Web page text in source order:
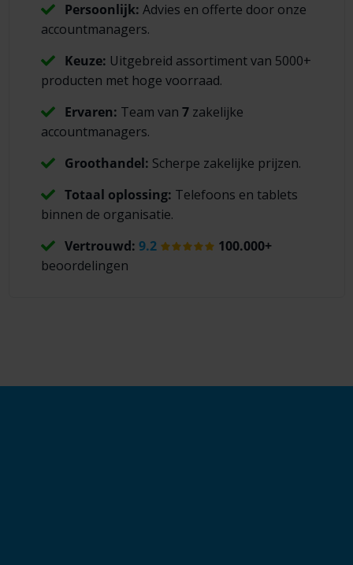
Persoonlijk: Advies en offerte door onze
accountmanagers.
Keuze: Uitgebreid assortiment van 5000+
producten met hoge voorraad.
Ervaren: Team van 7zakelijke
accountmanagers.
Groothandel: Scherpe zakelijke prijzen.
Totaal oplossing: Telefoons en tablets
binnen de organisatie.
Vertrouwd: 9.2
100.000+
beoordelingen